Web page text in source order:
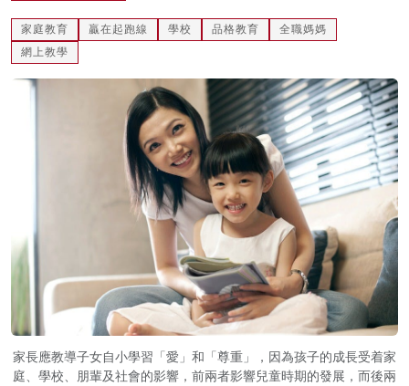
家庭教育 贏在起跑線 學校 品格教育
全職媽媽
網上教學
家長應教導子女自小學習「愛」和「尊重」，因為孩子的成長受着家
庭、學校、朋輩及社會的影響，前兩者影響兒童時期的發展，而後兩